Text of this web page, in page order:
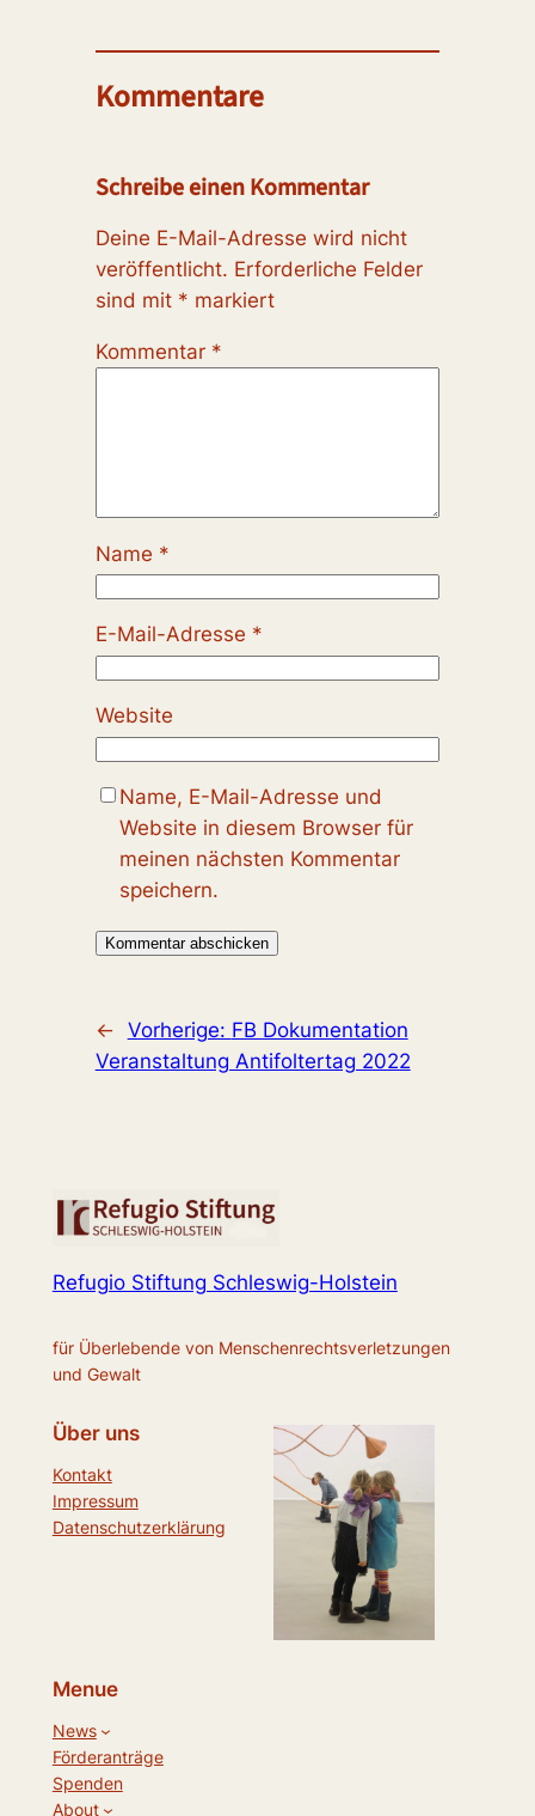
Kommentare
Schreibe einen Kommentar
Deine E-Mail-Adresse wird nicht
veröffentlicht. Erforderliche Felder
sind mit * markiert
Kommentar *
Name *
E-Mail-Adresse *
Website
Name, E-Mail-Adresse und
Website in diesem Browser für
meinen nächsten Kommentar
speichern.
← Vorherige: FB Dokumentation
Veranstaltung Antifoltertag 2022
Refugio Stiftung Schleswig-Holstein
für Überlebende von Menschenrechtsverletzungen
und Gewalt
Über uns
Kontakt
Impressum
Datenschutzerklärung
Menue
News
Förderanträge
Spenden
About